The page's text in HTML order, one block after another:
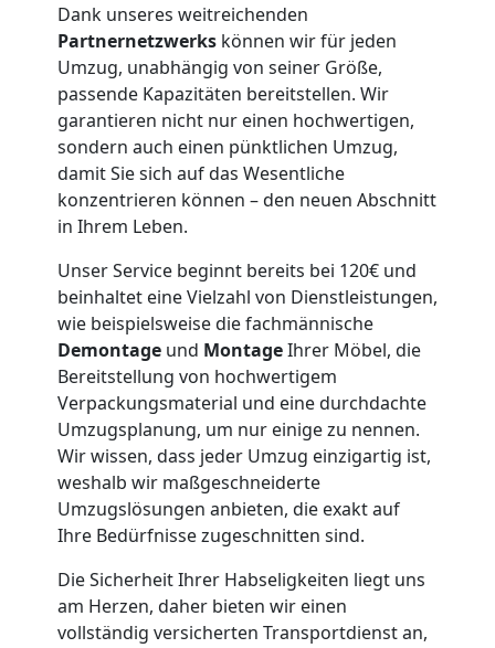
Dank unseres weitreichenden
Partnernetzwerks können wir für jeden
Umzug, unabhängig von seiner Größe,
passende Kapazitäten bereitstellen. Wir
garantieren nicht nur einen hochwertigen,
sondern auch einen pünktlichen Umzug,
damit Sie sich auf das Wesentliche
konzentrieren können – den neuen Abschnitt
in Ihrem Leben.
Unser Service beginnt bereits bei 120€ und
beinhaltet eine Vielzahl von Dienstleistungen,
wie beispielsweise die fachmännische
Demontage und MontageIhrer Möbel, die
Bereitstellung von hochwertigem
Verpackungsmaterial und eine durchdachte
Umzugsplanung, um nur einige zu nennen.
Wir wissen, dass jeder Umzug einzigartig ist,
weshalb wir maßgeschneiderte
Umzugslösungen anbieten, die exakt auf
Ihre Bedürfnisse zugeschnitten sind.
Die Sicherheit Ihrer Habseligkeiten liegt uns
am Herzen, daher bieten wir einen
vollständig versicherten Transportdienst an,
Umzugshelfer
Wolfsberg
Möbeltaxi
Wolfsberg
Kleintransport
Wolfsberg
Möbelmontage
Wolfsberg